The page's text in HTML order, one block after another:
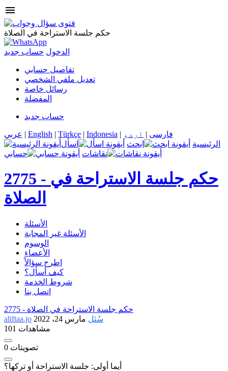
menu
حكم جلسة الاستراحة في الصلاة
الدخول حساب جديد
تفاصيل حسابي
تعديل ملفي الشخصي
رسائل خاصة
المفضلة
حساب جديد
عربي | English | Türkçe | Indonesia | فارسی | اردو
الرئيسية
ابحث
اسأل
نقاشات
حسابي
2775 - حكم جلسة الاستراحة في
الصلاة
الأسئلة
الأسئلة غير المجابة
الوسوم
الأعضاء
اطرح سؤالاً
كيف أسأل؟
شروط الخدمة
اتصل بنا
2775 - حكم جلسة الاستراحة في الصلاة
aliftaa.jo
سُئل مارس 24، 2022
101 مشاهدات
0 تصويتات
أيما أولى: جلسة الاستراحة أو تركها؟